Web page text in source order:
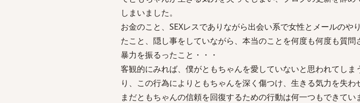
しまいました。
お金のこと、SEXレスでありながら出会い系で女性とメールのや
たこと、隠し事をしていながら、本当のことを何度も何度も質
暴力を振るったこと・・・
客観的にみれば、僕がともちゃんを愛していないと思われてし
り、この行為によりともちゃんを深く傷つけ、生きる気力を失わ
まだともちゃんの信頼を回復するための行動は何一つもできて